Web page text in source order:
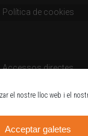
el nostre lloc web i el
Acceptar galetes
Política de cookies
Accessos directes
Codi deontològic